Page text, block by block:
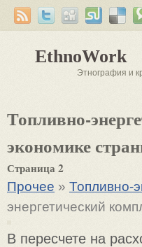
EthnoWork
Этнография и
Топливно-
экономике
Страница 2
Прочее » Топливно-
энергетический
В пересчете на